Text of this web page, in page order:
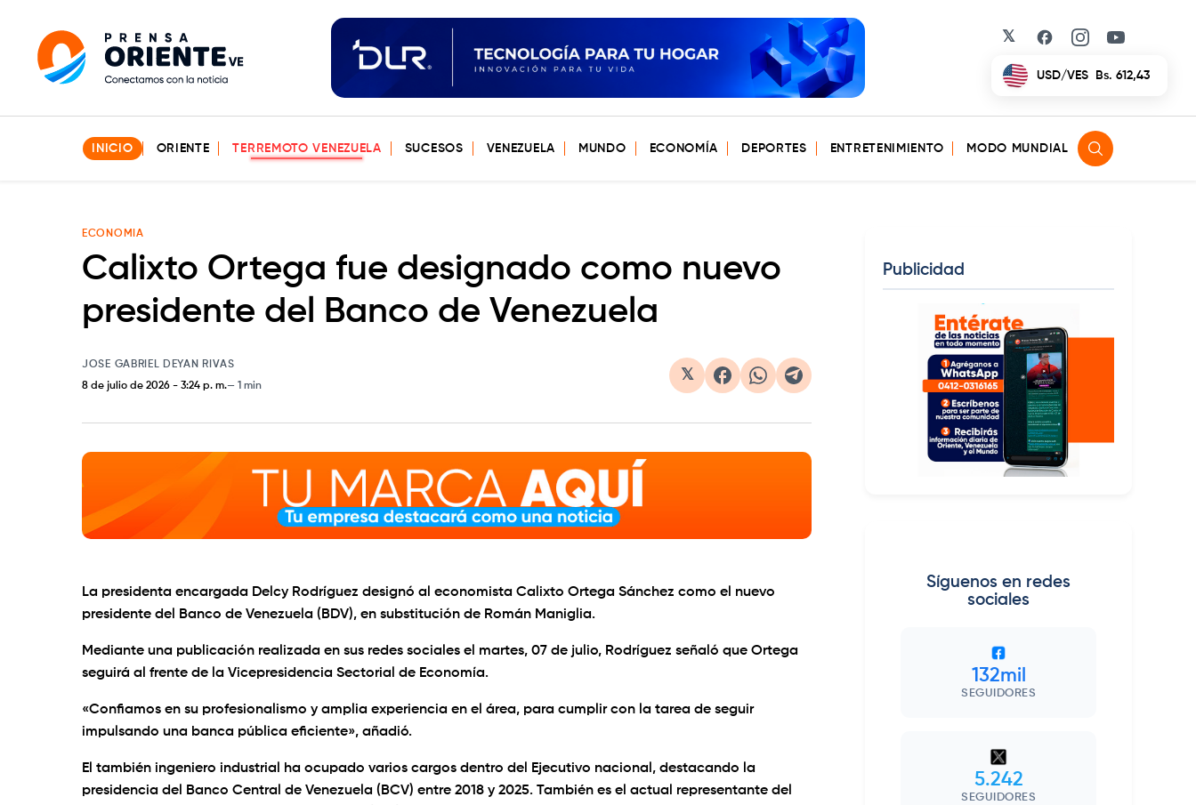
𝕏 Facebook
Instagram
YouTube
USD/VES Bs. 612,43
INICIO ORIENTE TERREMOTO VENEZUELA SUCESOS VENEZUELA MUNDO ECONOMÍA DEPORTES ENTRETENIMIENTO MODO MUNDIAL
ECONOMIA
Calixto Ortega fue designado como nuevo
presidente del Banco de Venezuela
JOSE GABRIEL DEYAN RIVAS
8 de julio de 2026 - 3:24 p. m. 1 min
𝕏
La presidenta encargada Delcy Rodríguez designó al economista Calixto Ortega Sánchez como el nuevo
presidente del Banco de Venezuela (BDV), en substitución de Román Maniglia.
Mediante una publicación realizada en sus redes sociales el martes, 07 de julio, Rodríguez señaló que Ortega
seguirá al frente de la Vicepresidencia Sectorial de Economía.
«Confiamos en su profesionalismo y amplia experiencia en el área, para cumplir con la tarea de seguir
impulsando una banca pública eficiente», añadió.
El también ingeniero industrial ha ocupado varios cargos dentro del Ejecutivo nacional, destacando la
presidencia del Banco Central de Venezuela (BCV) entre 2018 y 2025. También es el actual representante del
Publicidad
Síguenos en redes
sociales
132mil
SEGUIDORES
5.242
SEGUIDORES